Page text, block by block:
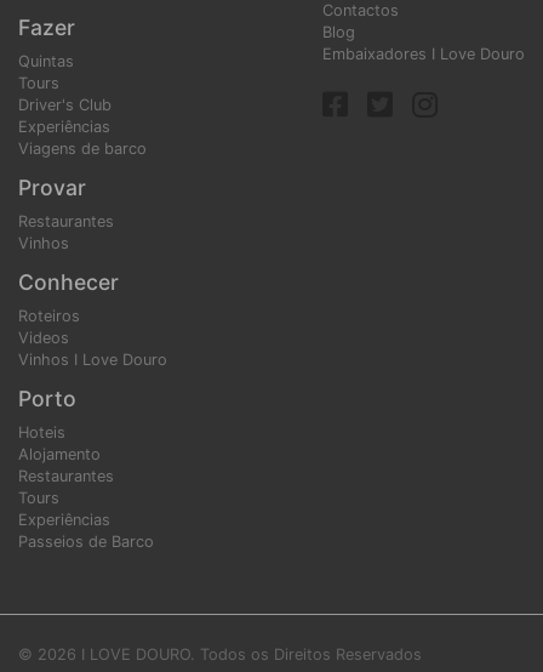
Contactos
Blog
Embaixadores I Love Douro
Fazer
Quintas
Tours
Driver's Club
Experiências
Viagens de barco
Provar
Restaurantes
Vinhos
Conhecer
Roteiros
Videos
Vinhos I Love Douro
Porto
Hoteis
Alojamento
Restaurantes
Tours
Experiências
Passeios de Barco
© 2026 I LOVE DOURO. Todos os Direitos Reservados